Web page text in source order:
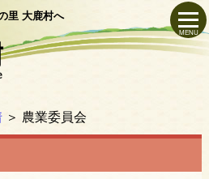
里 大鹿村へ
MENU
＞ 農業委員会